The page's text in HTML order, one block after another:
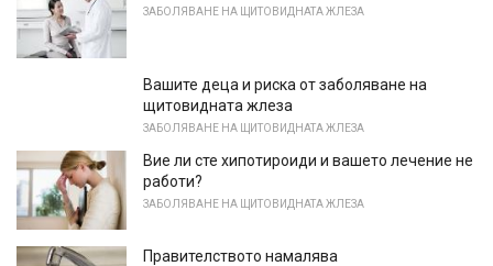
ЗАБОЛЯВАНЕ НА ЩИТОВИДНАТА ЖЛЕЗА
Вашите деца и риска от заболяване на
щитовидната жлеза
ЗАБОЛЯВАНЕ НА ЩИТОВИДНАТА ЖЛЕЗА
Вие ли сте хипотироиди и вашето лечение не
работи?
ЗАБОЛЯВАНЕ НА ЩИТОВИДНАТА ЖЛЕЗА
Правителството намалява